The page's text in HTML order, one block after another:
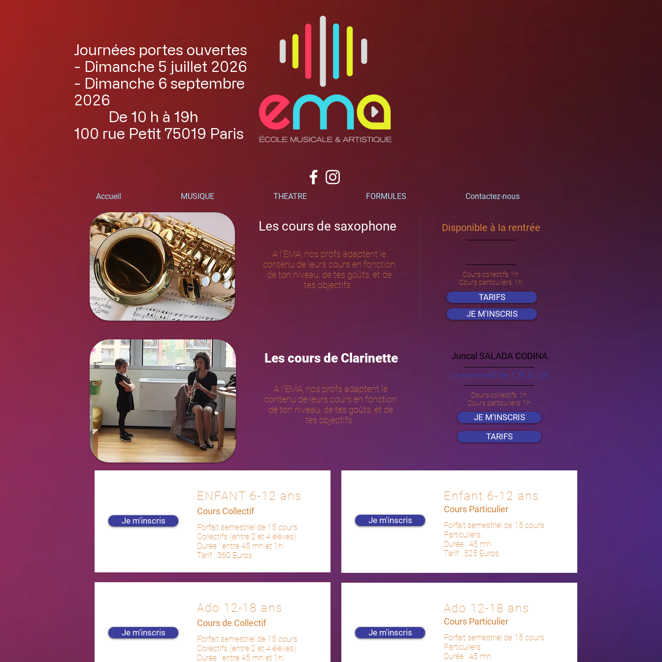
Journées portes ouvertes
- Dimanche 5 juillet 2026
- Dimanche 6 septembre
2026
De 10 h à 19h
100 rue Petit 75019 Paris
Accueil MUSIQUE THEATRE FORMULES Contactez-nous
Les cours de saxophone
A l'EMA, nos profs adaptent le
contenu de leurs cours en fonction
de ton niveau, de tes goûts, et de
tes objectifs.
Disponible à la rentrée
Cours collectifs: 1h
Cours particuliers: 1h
TARIFS
JE M'INSCRIS
Les cours de Clarinette
A l'EMA, nos profs adaptent le
contenu de leurs cours en fonction
de ton niveau, de tes goûts, et de
tes objectifs.
Le mercredi de 17h à 21h
Juncal SALADA CODINA
JE M'INSCRIS
TARIFS
Cours collectifs: 1h
Cours particuliers: 1h
ENFANT 6-12 ans
Je m'inscris
Cours Collectif
Forfait semestriel de 15 cours
Collectifs (entre 2 et 4 élèves)
Durée : entre 45 mn et 1h
Tarif : 360 Euros
Ado 12-18 ans
Je m'inscris
Cours de Collectif
Forfait semestriel de 15 cours
Collectifs (entre 2 et 4 élèves)
Durée : entre 45 mn et 1h
Enfant 6-12 ans
Cours Particulier
Je m'inscris
Forfait semestriel de 15 cours
Particuliers
Durée : 45 mn
Tarif : 525 Euros
Ado 12-18 ans
Cours Particulier
Je m'inscris
Forfait semestriel de 15 cours
Particuliers
Durée : 45 mn